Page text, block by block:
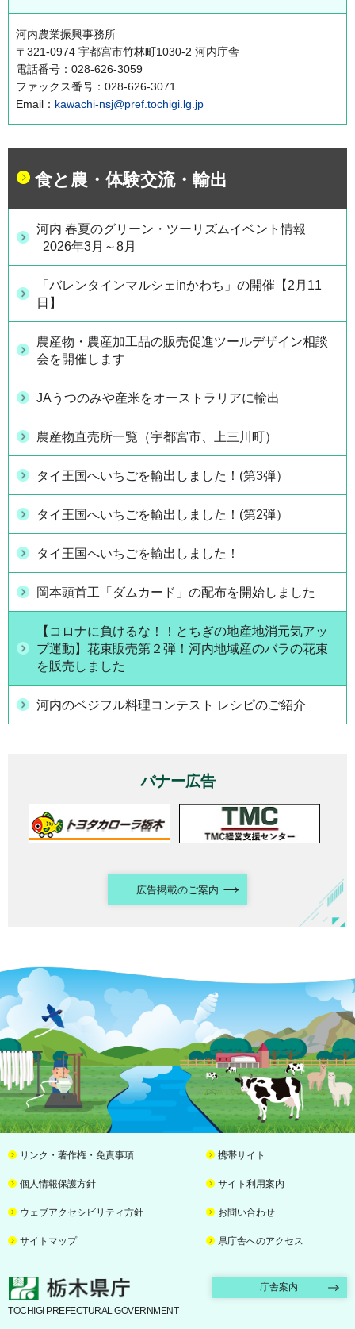
河内農業振興事務所
〒321-0974 宇都宮市竹林町1030-2 河内庁舎
電話番号：028-626-3059
ファックス番号：028-626-3071
Email： kawachi-nsj@pref.tochigi.lg.jp
食と農・体験交流・輸出
河内 春夏のグリーン・ツーリズムイベント情報
2026年3月～8月
「バレンタインマルシェinかわち」の開催【2月11
日】
農産物・農産加工品の販売促進ツールデザイン相談
会を開催します
JAうつのみや産米をオーストラリアに輸出
農産物直売所一覧（宇都宮市、上三川町）
タイ王国へいちごを輸出しました！(第3弾）
タイ王国へいちごを輸出しました！(第2弾）
タイ王国へいちごを輸出しました！
岡本頭首工「ダムカード」の配布を開始しました
【コロナに負けるな！！とちぎの地産地消元気アッ
プ運動】花束販売第２弾！河内地域産のバラの花束
を販売しました
河内のベジフル料理コンテスト レシピのご紹介
バナー広告
広告掲載のご案内
リンク・著作権・免責事項 携帯サイト
個人情報保護方針 サイト利用案内
ウェブアクセシビリティ方針 お問い合わせ
サイトマップ 県庁舎へのアクセス
栃木県庁 庁舎案内
TOCHIGI PREFECTURAL GOVERNMENT